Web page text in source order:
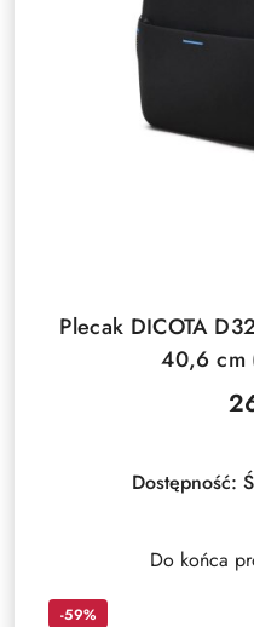
Plecak DICOTA
40,6 cm
Dostępność:
Do końca
-59%